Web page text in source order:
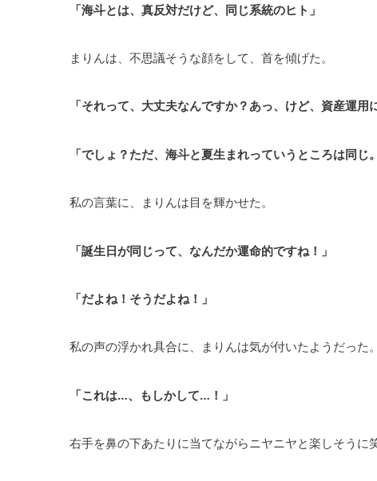
「海斗とは、真反対だけど、同じ系統のヒト」
まりんは、不思議そうな顔をして、首を傾げた。
「それって、大丈夫なんですか？あっ、けど、資産運
「でしょ？ただ、海斗と夏生まれっていうところは同
私の言葉に、まりんは目を輝かせた。
「誕生日が同じって、なんだか運命的ですね！」
「だよね！そうだよね！」
私の声の浮かれ具合に、まりんは気が付いたようだった。
「これは…、もしかして…！」
右手を鼻の下あたりに当てながらニヤニヤと楽しそうに